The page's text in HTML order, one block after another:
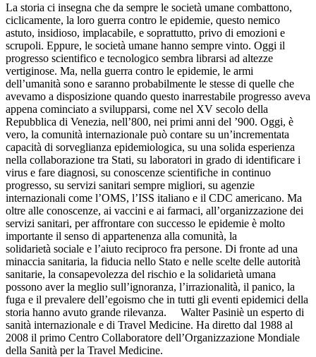
La storia ci insegna che da sempre le società umane combattono,
ciclicamente, la loro guerra contro le epidemie, questo nemico
astuto, insidioso, implacabile, e soprattutto, privo di emozioni e
scrupoli. Eppure, le società umane hanno sempre vinto. Oggi il
progresso scientifico e tecnologico sembra librarsi ad altezze
vertiginose. Ma, nella guerra contro le epidemie, le armi
dell’umanità sono e saranno probabilmente le stesse di quelle che
avevamo a disposizione quando questo inarrestabile progresso aveva
appena cominciato a svilupparsi, come nel XV secolo della
Repubblica di Venezia, nell’800, nei primi anni del ’900. Oggi, è
vero, la comunità internazionale può contare su un’incrementata
capacità di sorveglianza epidemiologica, su una solida esperienza
nella collaborazione tra Stati, su laboratori in grado di identificare i
virus e fare diagnosi, su conoscenze scientifiche in continuo
progresso, su servizi sanitari sempre migliori, su agenzie
internazionali come l’OMS, l’ISS italiano e il CDC americano. Ma
oltre alle conoscenze, ai vaccini e ai farmaci, all’organizzazione dei
servizi sanitari, per affrontare con successo le epidemie è molto
importante il senso di appartenenza alla comunità, la
solidarietà sociale e l’aiuto reciproco fra persone. Di fronte ad una
minaccia sanitaria, la fiducia nello Stato e nelle scelte delle autorità
sanitarie, la consapevolezza del rischio e la solidarietà umana
possono aver la meglio sull’ignoranza, l’irrazionalità, il panico, la
fuga e il prevalere dell’egoismo che in tutti gli eventi epidemici della
storia hanno avuto grande rilevanza. Walter Pasiniè un esperto di
sanità internazionale e di Travel Medicine. Ha diretto dal 1988 al
2008 il primo Centro Collaboratore dell’Organizzazione Mondiale
della Sanità per la Travel Medicine.